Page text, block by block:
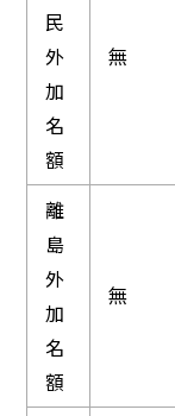
民
外
加
名
額
無
離
島
外
加
名
額
無